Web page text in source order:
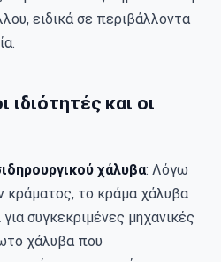
ειδικά σε περιβάλλοντα
και οι
χάλυβα: Λόγω
κράματος, το κράμα χάλυβα
συγκεκριμένες μηχανικές
χάλυβα που